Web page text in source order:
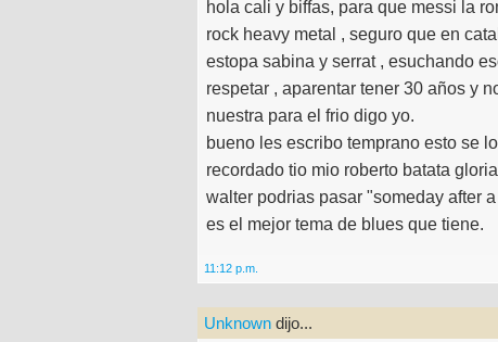
hola cali y biffas, para que messi la
rock heavy metal , seguro que en
estopa sabina y serrat , esuchando
respetar , aparentar tener 30 años y
nuestra para el frio digo yo.
bueno les escribo temprano esto se
recordado tio mio roberto batata
walter podrias pasar "someday after
es el mejor tema de blues que tiene.
11:12 p.m.
Unknown dijo...